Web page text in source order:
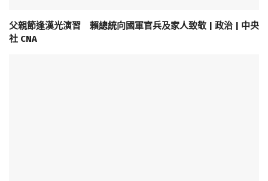
父親節逢漢光演習 賴總統向國軍官兵及家人致敬 | 政治 | 中央
社 CNA